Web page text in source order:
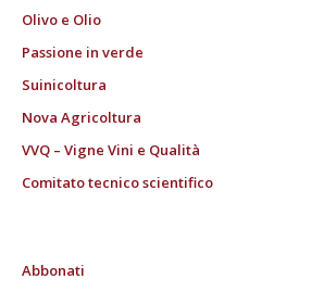
Olivo e Olio
Passione in verde
Suinicoltura
Nova Agricoltura
VVQ – Vigne Vini e Qualità
Comitato tecnico scientifico
Abbonati